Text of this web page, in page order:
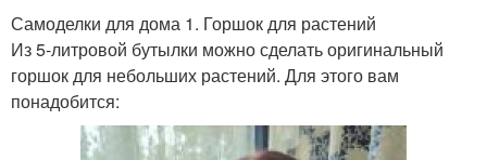
Самоделки для дома 1. Горшок для растений
Из 5-литровой бутылки можно сделать оригинальный
горшок для небольших растений. Для этого вам
понадобится: